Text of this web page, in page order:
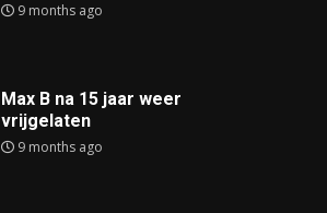
9 months ago
Max B na 15 jaar weer
vrijgelaten
9 months ago